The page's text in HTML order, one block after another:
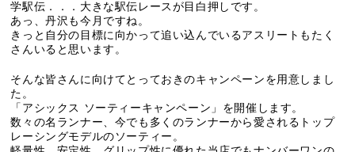
学駅伝．．．大きな駅伝レースが目白押しです。
あっ、丹沢も今月ですね。
きっと自分の目標に向かって追い込んでいるアスリートもたく
さんいると思います。
そんな皆さんに向けてとっておきのキャンペーンを用意しまし
た。
「アシックス ソーティーキャンペーン」を開催します。
数々の名ランナー、今でも多くのランナーから愛されるトップ
レーシングモデルのソーティー。